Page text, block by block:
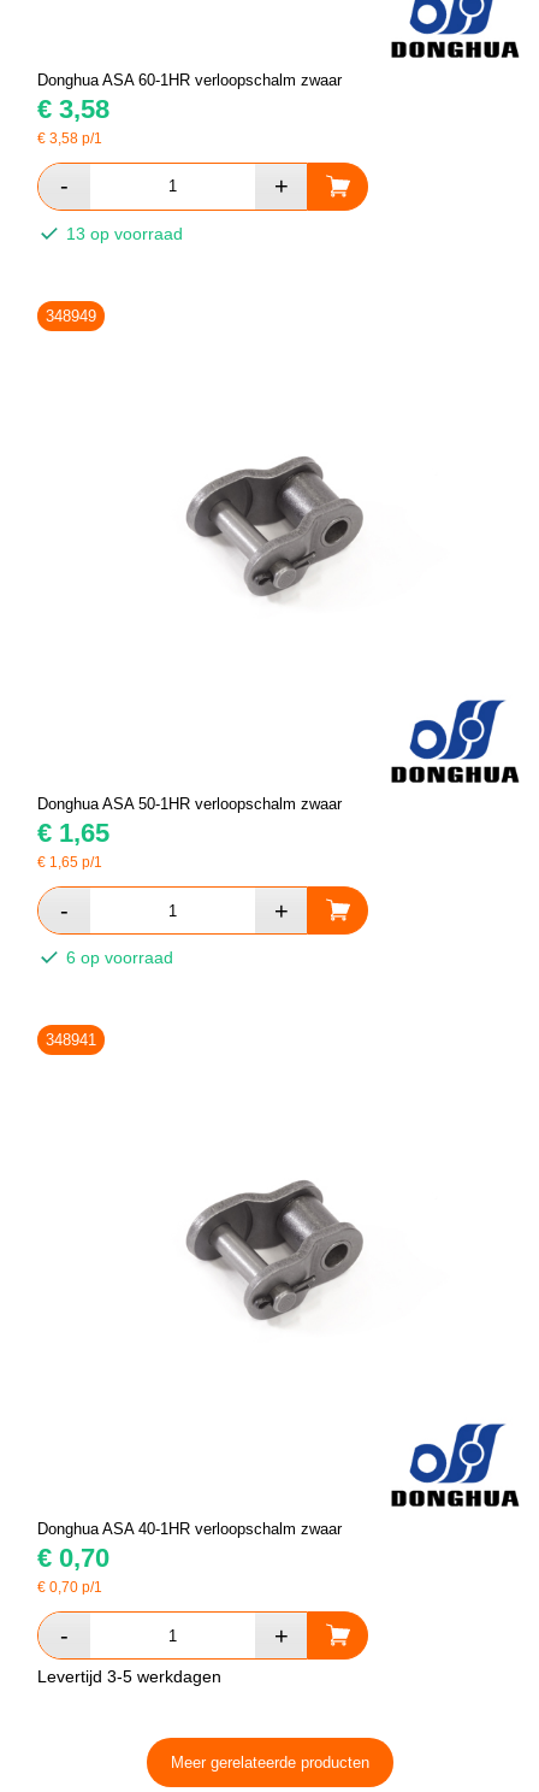
Donghua ASA 60-1HR verloopschalm zwaar
€ 3,58
€3,58 p/1
13 op voorraad
348949
Donghua ASA 50-1HR verloopschalm zwaar
€ 1,65
€ 1,65 p/1
6 op voorraad
348941
Donghua ASA 40-1HR verloopschalm zwaar
€ 0,70
€0,70 p/1
Levertijd 3-5 werkdagen
Meer gerelateerde producten